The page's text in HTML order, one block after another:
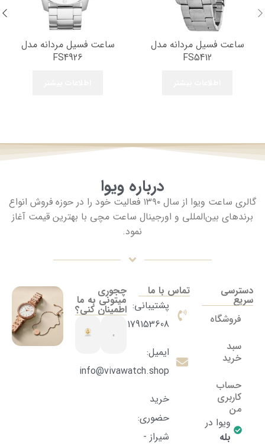
ساعت فسیل مردانه مدل
FS5412
ساعت فسیل مردانه مدل
FS4926
درباره ویوا
گالری ساعت ویوا از سال ۱۳۹۰ فعالیت خود را در حوزه فروش انواع
برندهای بین‌المللی و اورجینال ساعت مچی با بهترین قیمت آغاز
نمود.
دسترسی
سریع
فروشگاه
سبد
خرید
حساب
کاربری
من
ویوا در
بله
تماس با ما
پشتیبانی:
09179153608
ایمیل:
info@vivawatch.shop
خرید
حضوری:
شیراز -
چجوری
میتونی به ما
اطمینان کنی؟